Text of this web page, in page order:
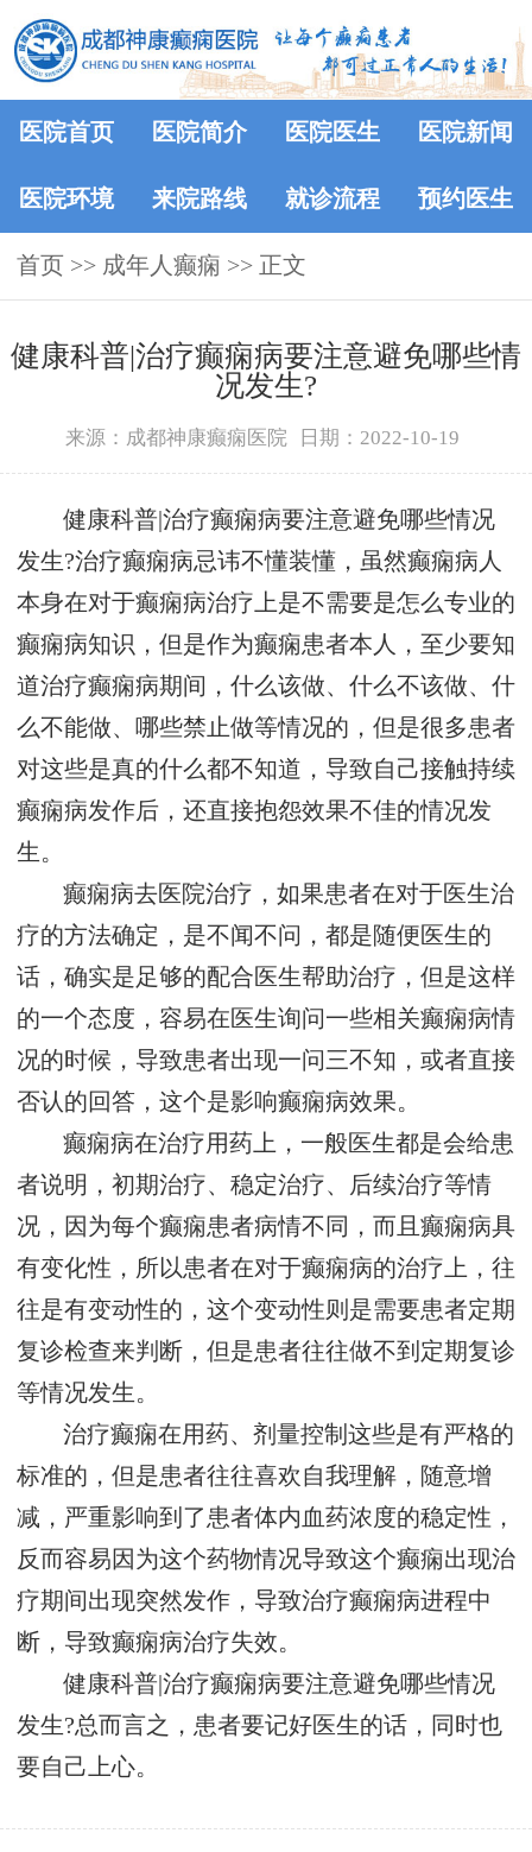
医院首页 医院简介 医院医生 医院新闻
医院环境 来院路线 就诊流程 预约医生
首页 >> 成年人癫痫 >> 正文
健康科普|治疗癫痫病要注意避免哪些情
况发生?
来源：成都神康癫痫医院 日期：2022-10-19
健康科普|治疗癫痫病要注意避免哪些情况
发生?治疗癫痫病忌讳不懂装懂，虽然癫痫病人
本身在对于癫痫病治疗上是不需要是怎么专业的
癫痫病知识，但是作为癫痫患者本人，至少要知
道治疗癫痫病期间，什么该做、什么不该做、什
么不能做、哪些禁止做等情况的，但是很多患者
对这些是真的什么都不知道，导致自己接触持续
癫痫病发作后，还直接抱怨效果不佳的情况发
生。
癫痫病去医院治疗，如果患者在对于医生治
疗的方法确定，是不闻不问，都是随便医生的
话，确实是足够的配合医生帮助治疗，但是这样
的一个态度，容易在医生询问一些相关癫痫病情
况的时候，导致患者出现一问三不知，或者直接
否认的回答，这个是影响癫痫病效果。
癫痫病在治疗用药上，一般医生都是会给患
者说明，初期治疗、稳定治疗、后续治疗等情
况，因为每个癫痫患者病情不同，而且癫痫病具
有变化性，所以患者在对于癫痫病的治疗上，往
往是有变动性的，这个变动性则是需要患者定期
复诊检查来判断，但是患者往往做不到定期复诊
等情况发生。
治疗癫痫在用药、剂量控制这些是有严格的
标准的，但是患者往往喜欢自我理解，随意增
减，严重影响到了患者体内血药浓度的稳定性，
反而容易因为这个药物情况导致这个癫痫出现治
疗期间出现突然发作，导致治疗癫痫病进程中
断，导致癫痫病治疗失效。
健康科普|治疗癫痫病要注意避免哪些情况
发生?总而言之，患者要记好医生的话，同时也
要自己上心。